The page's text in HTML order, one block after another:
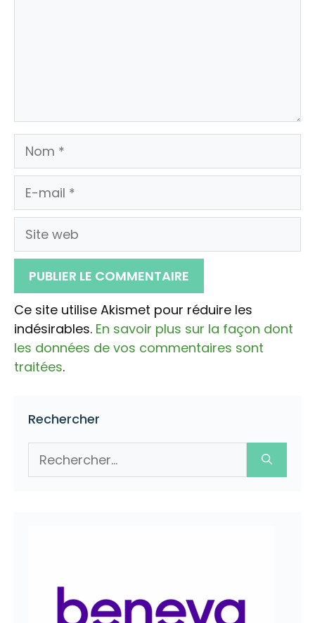
Nom
E-
mail
Site
web
Ce site utilise Akismet pour réduire les
indésirables. En savoir plus sur la façon dont
les données de vos commentaires sont
traitées.
Rechercher